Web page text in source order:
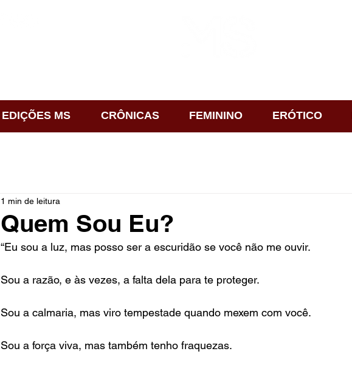
EDIÇÕES MS CRÔNICAS FEMININO ERÓTICO
Quem Sou Eu?
1 min de leitura
“Eu sou a luz, mas posso ser a escuridão se você não me ouvir.
Sou a razão, e às vezes, a falta dela para te proteger.
Sou a calmaria, mas viro tempestade quando mexem com você.
Sou a força viva, mas também tenho fraquezas.